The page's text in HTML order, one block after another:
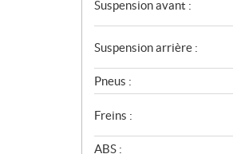
Suspension avant :
Suspension arrière :
Pneus :
Freins :
ABS :